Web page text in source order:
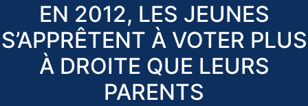
EN 2012, LES JEUNES
S’APPRÊTENT À VOTER PLUS
À DROITE QUE LEURS
PARENTS